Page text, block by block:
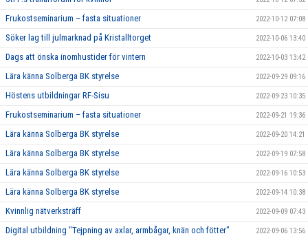
Frukostseminarium – fasta situationer 2022-10-12 07:08
Söker lag till julmarknad på Kristalltorget 2022-10-06 13:40
Dags att önska inomhustider för vintern 2022-10-03 13:42
Lära känna Solberga BK styrelse 2022-09-29 09:16
Höstens utbildningar RF-Sisu 2022-09-23 10:35
Frukostseminarium – fasta situationer 2022-09-21 19:36
Lära känna Solberga BK styrelse 2022-09-20 14:21
Lära känna Solberga BK styrelse 2022-09-19 07:58
Lära känna Solberga BK styrelse 2022-09-16 10:53
Lära känna Solberga BK styrelse 2022-09-14 10:38
Kvinnlig nätverksträff 2022-09-09 07:43
Digital utbildning "Tejpning av axlar, armbågar, knän och fötter" 2022-09-06 13:56